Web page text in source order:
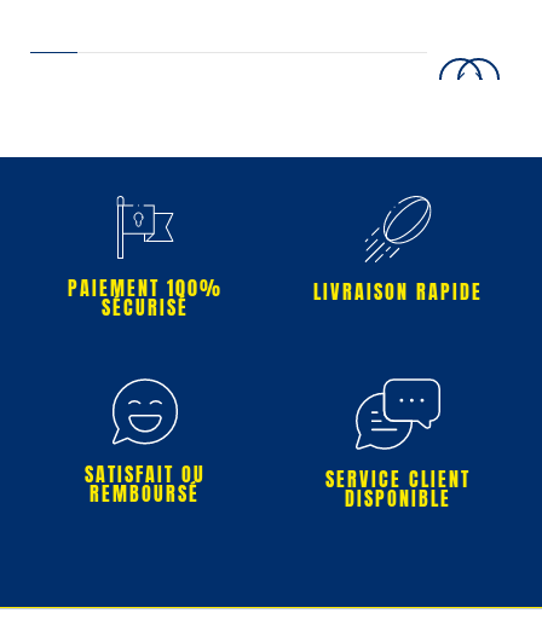
PAIEMENT 100%
SÉCURISÉ
LIVRAISON RAPIDE
SATISFAIT OU
REMBOURSÉ SERVICE CLIENT
DISPONIBLE